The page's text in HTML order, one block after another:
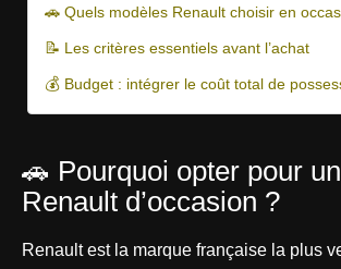
🚗 Quels modèles Renault choisir en
📝 Les critères essentiels avant l’achat
💰 Budget : intégrer le coût total de
🚗 Pourquoi opter pour
Renault d’occasion ?
Renault est la marque française la plus